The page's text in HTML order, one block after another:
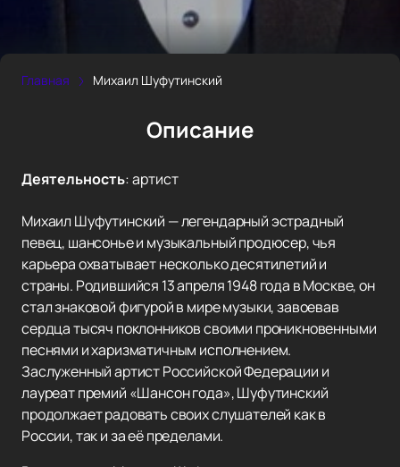
Главная Михаил Шуфутинский
Описание
Деятельность:артист
Михаил Шуфутинский — легендарный эстрадный
певец, шансонье и музыкальный продюсер, чья
карьера охватывает несколько десятилетий и
страны. Родившийся 13 апреля 1948 года в Москве, он
стал знаковой фигурой в мире музыки, завоевав
сердца тысяч поклонников своими проникновенными
песнями и харизматичным исполнением.
Заслуженный артист Российской Федерации и
лауреат премий «Шансон года», Шуфутинский
продолжает радовать своих слушателей как в
России, так и за её пределами.